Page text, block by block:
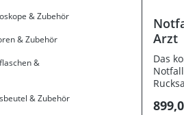
& Zubehör
& Zubehör
&
& Zubehör
Arzt
Das